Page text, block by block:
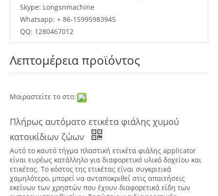
Skype: Longsnmachine
Whatsapp: + 86-15995983945
QQ: 1280467012
Λεπτομέρεια προϊόντος
Μοιραστείτε το στο:
Πλήρως αυτόματο ετικέτα φιάλης χυμού
κατοικίδιων ζώων
Αυτό το καυτό τήγμα πλαστική ετικέτα φιάλης applicator
είναι ευρέως κατάλληλο για διαφορετικό υλικό δοχείου και
ετικέτας. Το κόστος της ετικέτας είναι συγκριτικά
χαμηλότερο, μπορεί να ανταποκριθεί στις απαιτήσεις
εκείνων των χρηστών που έχουν διαφορετικά είδη των